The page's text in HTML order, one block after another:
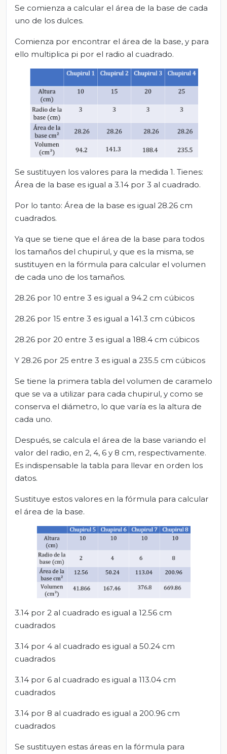
Se comienza a calcular el área de la base de cada
uno de los dulces.
Comienza por encontrar el área de la base, y para
ello multiplica pi por el radio al cuadrado.
Se sustituyen los valores para la medida 1. Tienes:
Área de la base es igual a 3.14 por 3 al cuadrado.
Por lo tanto: Área de la base es igual 28.26 cm
cuadrados.
Ya que se tiene que el área de la base para todos
los tamaños del chupirul, y que es la misma, se
sustituyen en la fórmula para calcular el volumen
de cada uno de los tamaños.
28.26 por 10 entre 3 es igual a 94.2 cm cúbicos
28.26 por 15 entre 3 es igual a 141.3 cm cúbicos
28.26 por 20 entre 3 es igual a 188.4 cm cúbicos
Y 28.26 por 25 entre 3 es igual a 235.5 cm cúbicos
Se tiene la primera tabla del volumen de caramelo
que se va a utilizar para cada chupirul, y como se
conserva el diámetro, lo que varía es la altura de
cada uno.
Después, se calcula el área de la base variando el
valor del radio, en 2, 4, 6 y 8 cm, respectivamente.
Es indispensable la tabla para llevar en orden los
datos.
Sustituye estos valores en la fórmula para calcular
el área de la base.
3.14 por 2 al cuadrado es igual a 12.56 cm
cuadrados
3.14 por 4 al cuadrado es igual a 50.24 cm
cuadrados
3.14 por 6 al cuadrado es igual a 113.04 cm
cuadrados
3.14 por 8 al cuadrado es igual a 200.96 cm
cuadrados
Se sustituyen estas áreas en la fórmula para